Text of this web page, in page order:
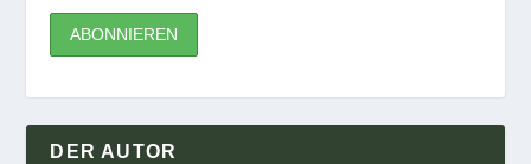
DER AUTOR